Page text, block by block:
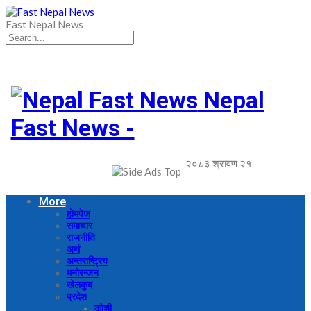
Fast Nepal News
Nepal
Fast News -
२०८३ श्रावण २१
More
होमपेज
समाचार
राजनीति
अर्थ
अन्तराष्ट्रिय
मनोरन्जन
खेलकुद
प्रदेश
कोशी